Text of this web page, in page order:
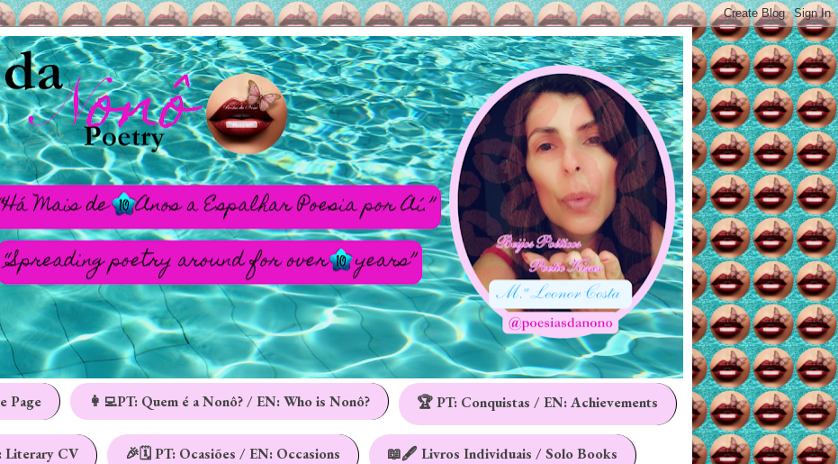
Page 👩‍💻PT: Quem é a Nonô? / EN: Who is Nonô? 🏆 PT: Conquistas / EN: Achievements
Literary CV 🎉🗓️ PT: Ocasiões / EN: Occasions 📖🖋️ Livros Individuais / Solo Books